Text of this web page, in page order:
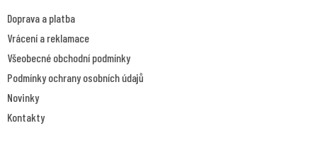
Doprava a platba
Vrácení a reklamace
Všeobecné obchodní podmínky
Podmínky ochrany osobních údajů
Novinky
Kontakty